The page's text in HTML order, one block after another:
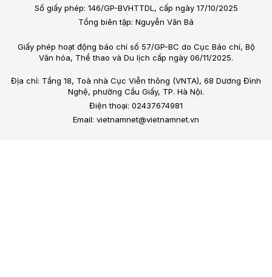
Số giấy phép: 146/GP-BVHTTDL, cấp ngày 17/10/2025
Tổng biên tập: Nguyễn Văn Bá
Giấy phép hoạt động báo chí số 57/GP-BC do Cục Báo chí, Bộ
Văn hóa, Thể thao và Du lịch cấp ngày 06/11/2025.
Địa chỉ: Tầng 18, Toà nhà Cục Viễn thông (VNTA), 68 Dương Đình
Nghệ, phường Cầu Giấy, TP. Hà Nội.
Điện thoại: 02437674981
Email: vietnamnet@vietnamnet.vn